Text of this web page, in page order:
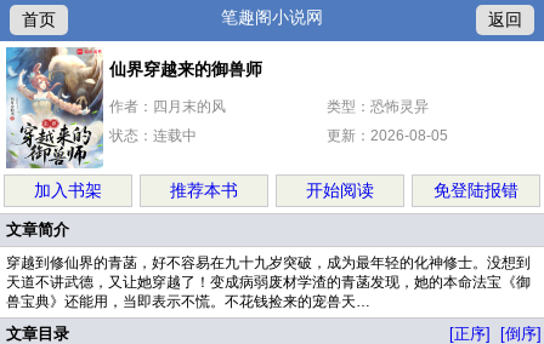
首页 笔趣阁小说网 返回
仙界穿越来的御兽师
作者：四月末的风
类型：恐怖灵异
状态：连载中
更新：2026-08-05
加入书架 推荐本书 开始阅读 免登陆报错
文章简介
穿越到修仙界的青菡，好不容易在九十九岁突破，成为最年轻的化神修士。没想到
天道不讲武德，又让她穿越了！变成病弱废材学渣的青菡发现，她的本命法宝《御
兽宝典》还能用，当即表示不慌。不花钱捡来的宠兽天…
文章目录 [正序] [倒序]